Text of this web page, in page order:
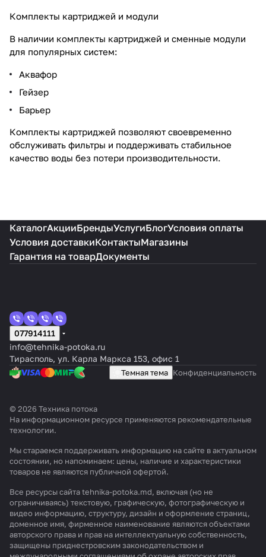
Комплекты картриджей и модули
В наличии комплекты картриджей и сменные модули
для популярных систем:
Аквафор
Гейзер
Барьер
Комплекты картриджей позволяют своевременно
обслуживать фильтры и поддерживать стабильное
качество воды без потери производительности.
КаталогАкцииБрендыУслугиБлогУсловия оплаты
Условия доставкиКонтактыМагазины
Гарантия на товарДокументы
077914111
info@tehnika-potoka.ru
Тирасполь, ул. Карла Маркса 153, офис 1
Темная тема Конфиденциальность
© 2026 Техника потока
На информационном ресурсе применяются рекомендательные
технологии.
Мы стараемся поддерживать информацию на сайте в актуальном
состоянии, но напоминаем: цены, наличие и характеристики
товаров не являются публичной офертой.
Все ресурсы сайта tehnika-potoka.md, включая (но не
ограничиваясь) текстовую, графическую, фотографическую и
видео информацию, структуру, дизайн и оформление страниц,
доменное имя, фирменное наименование являются объектами
авторского права и прав на интеллектуальную собственность,
защищены приднестровским законодательством и